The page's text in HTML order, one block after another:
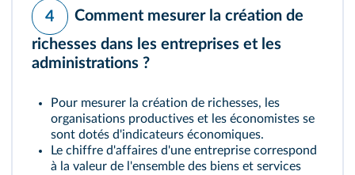
4
Comment mesurer la création de
richesses dans les entreprises et les
administrations ?
Pour mesurer la création de richesses, les
organisations productives et les économistes se
sont dotés d'indicateurs économiques.
Le chiffre d'affaires d'une entreprise correspond
à la valeur de l'ensemble des biens et services